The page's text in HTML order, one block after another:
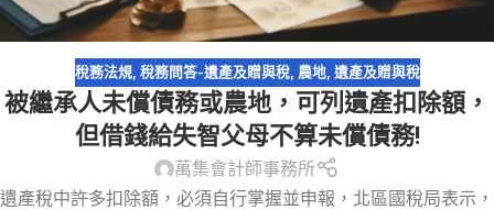
稅務法規, 稅務問答-遺產及贈與稅, 農地, 遺產及贈與稅
被繼承人未償債務或農地，可列遺產扣除額，
但借錢給失智父母不算未償債務!
萬集會計師事務所
遺產稅中許多扣除額，必須自行掌握並申報，北區國稅局表示，